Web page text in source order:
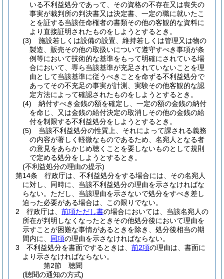
いる不利益処分であって、その資格の不存在又は喪失の
事実が裁判所の判決書又は決定書、一定の職に就いたこ
とを証する当該任命権者の書類その他の客観的な資料に
より直接証明されたものをしようとするとき。
(3)
施設若しくは設備の設置、維持若しくは管理又は物の
製造、販売その他の取扱いについて遵守すべき事項が条
例等において技術的な基準をもって明確にされている場
合において、専ら当該基準が充足されていないことを理
由として当該基準に従うべきことを命ずる不利益処分で
あってその不充足の事実が計測、実験その他客観的な認
定方法によって確認されたものをしようとするとき。
(4)
納付すべき金銭の額を確定し、一定の額の金銭の納付
を命じ、又は金銭の給付決定の取消しその他の金銭の給
付を制限する不利益処分をしようとするとき。
(5)
当該不利益処分の性質上、それによって課される義務
の内容が著しく軽微なものであるため、名宛人となる者
の意見をあらかじめ聴くことを要しないものとして規則
で定める処分をしようとするとき。
(不利益処分の理由の提示)
第14条
行政庁は、不利益処分をする場合には、その名宛人
に対し、同時に、当該不利益処分の理由を示さなければな
らない。 ただし、当該理由を示さないで処分をすべき差し
迫った必要がある場合は、この限りでない。
2
行政庁は、 前項ただし書の場合においては、当該名宛人の
所在が判明しなくなったときその他処分後において理由を
示すことが困難な事情があるときを除き、処分後相当の期
間内に、 同項の理由を示さなければならない。
3
不利益処分を書面でするときは、 前2項の理由は、書面に
より示さなければならない。
第2節
聴聞
(聴聞の通知の方式)